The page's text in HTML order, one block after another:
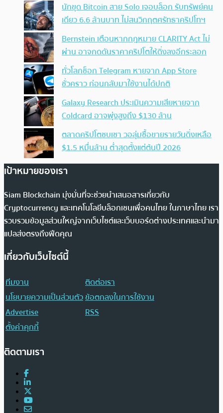
นักขุด Bitcoin สาย Solo เจอบล็อก รับทรัพย์คน
เดียว 6.6 ล้านบาท ไม่สนวิกฤตศรัทธาคริปโทฯ
Bernstein เตือนหากกฎหมาย CLARITY Act ไม่
ผ่าน อาจกดดันราคาคริปโตให้ดิ่งลงอีกระลอก
ทั่วโลกช็อก Telegram หายจาก App Store
ชั่วคราว ก่อนกลับมาใช้งานได้ปกติ
Galaxy Research ประเมินความเสียหายจาก
Coldcard อาจพุ่งสูงถึง $130 ล้าน
ตลาดคริปโตซบเซา วอลุ่มซื้อขายรายวันดิ่งเหลือ
$1.5 หมื่นล้าน ต่ำสุดตั้งแต่ต้นปี 2026
เป้าหมายของเรา
Siam Blockchain มุ่งมั่นที่จะช่วยนำเสนอสารเกี่ยวกับ
Cryptocurrency และเทคโนโลยีบล็อกเชนเพื่อคนไทย ในภาษาไทย เรา
รวบรวมข้อมูลส่วนใหญ่จากเว็บไซต์และเว็บบอร์ดต่างประเทศและนำมา
แปลส่งตรงถึงฟีดคุณ
เกี่ยวกับเว็บไซต์นี้
ทีมงาน
ติดต่อเรา
นโยบายความเป็นส่วนตัวข้อตกลงในการใช้งาน
Advertise
RSS
ตั้งค่าคุกกี้
ติดตามเรา